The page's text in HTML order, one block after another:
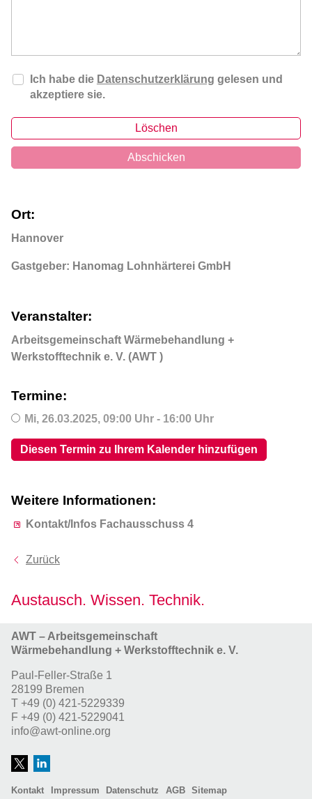
Ich habe die Datenschutzerklärung gelesen und
akzeptiere sie.
Löschen
Abschicken
Ort:
Hannover
Gastgeber: Hanomag Lohnhärterei GmbH
Veranstalter:
Arbeitsgemeinschaft Wärmebehandlung +
Werkstofftechnik e. V. (AWT )
Termine:
Mi,26.03.2025, 09:00 Uhr - 16:00 Uhr
Diesen Termin zu Ihrem Kalender hinzufügen
Weitere Informationen:
Kontakt/Infos Fachausschuss 4
Zurück
Austausch. Wissen. Technik.
AWT – Arbeitsgemeinschaft
Wärmebehandlung + Werkstofftechnik e. V.
Paul-Feller-Straße 1
28199 Bremen
T +49 (0) 421-5229339
F +49 (0) 421-5229041
info@awt-online.org
Kontakt Impressum Datenschutz AGB Sitemap